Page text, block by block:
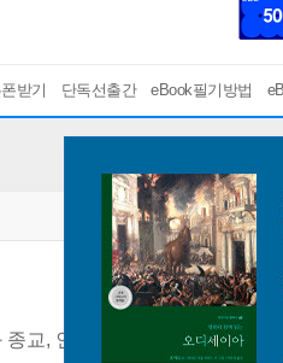
받기 단독선출간 eBook필기방법
종교, 인간에 대한 사랑[ mp3 ]